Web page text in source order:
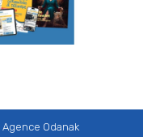
Agence Odanak